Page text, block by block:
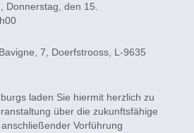
Donnerstag, den 15.
7, Doerfstrooss, L-9635
laden Sie hiermit herzlich zu
über die zukunftsfähige
Vorführung